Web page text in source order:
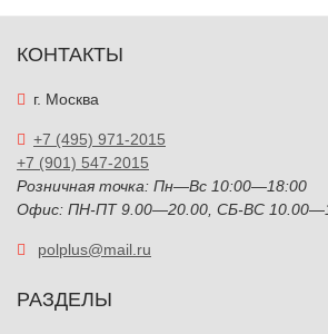
КОНТАКТЫ
г. Москва
+7 (495) 971-2015
+7 (901) 547-2015
Розничная точка: Пн—Вс 10:00—18:00
Офис: ПН-ПТ 9.00—20.00, СБ-ВС
polplus@mail.ru
РАЗДЕЛЫ